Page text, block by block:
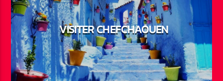
VISITER CHEFCHAOUEN